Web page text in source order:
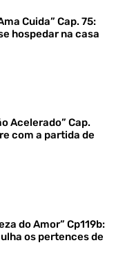
Cuida” Cap. 75:
hospedar na casa
Acelerado” Cap.
com a partida de
do Amor” Cp119b:
os pertences de